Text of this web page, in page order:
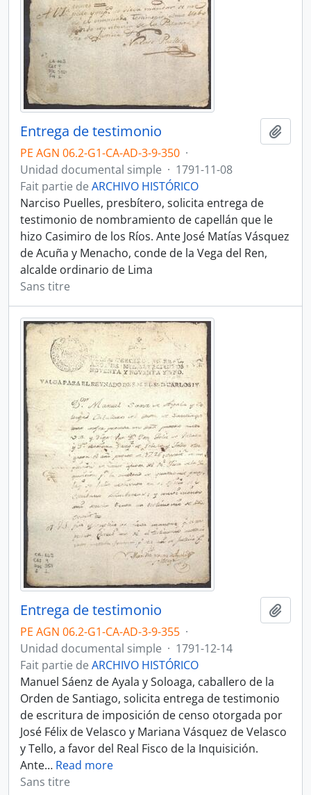
Entrega de testimonio
PE AGN 06.2-G1-CA-AD-3-9-350 ·
Unidad documental simple · 1791-11-08
Fait partie de ARCHIVO HISTÓRICO
Narciso Puelles, presbítero, solicita entrega de
testimonio de nombramiento de capellán que le
hizo Casimiro de los Ríos. Ante José Matías Vásquez
de Acuña y Menacho, conde de la Vega del Ren,
alcalde ordinario de Lima
Sans titre
Entrega de testimonio
PE AGN 06.2-G1-CA-AD-3-9-355 ·
Unidad documental simple · 1791-12-14
Fait partie de ARCHIVO HISTÓRICO
Manuel Sáenz de Ayala y Soloaga, caballero de la
Orden de Santiago, solicita entrega de testimonio
de escritura de imposición de censo otorgada por
José Félix de Velasco y Mariana Vásquez de Velasco
y Tello, a favor del Real Fisco de la Inquisición.
Ante… Read more
Sans titre